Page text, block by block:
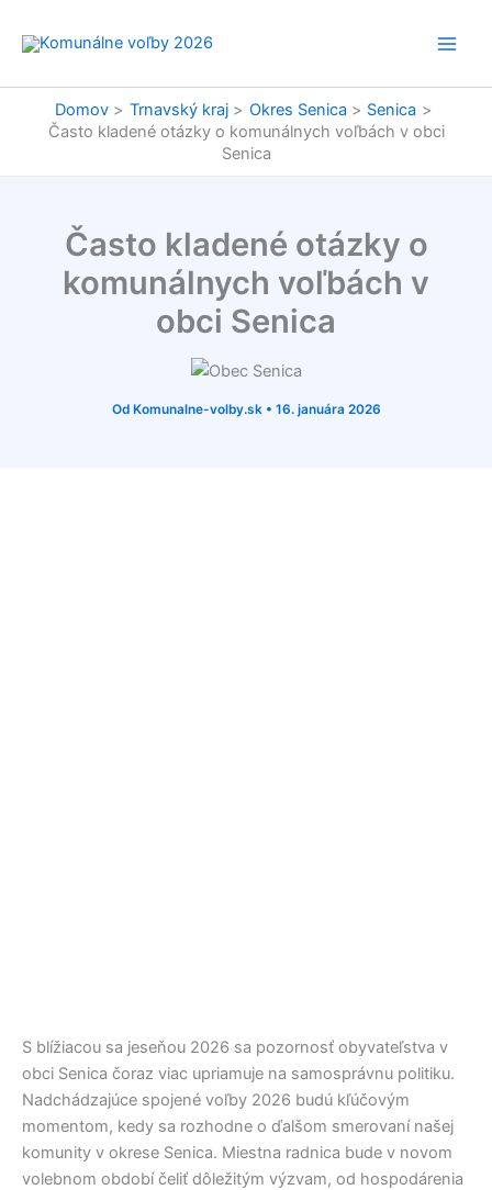
Domov Trnavský kraj Okres Senica
Senica
Často kladené otázky o komunálnych voľbách v obci
Senica
Často kladené otázky o
komunálnych voľbách v
obci Senica
Od Komunalne-volby.sk • 16. januára 2026
S blížiacou sa jeseňou 2026 sa pozornosť obyvateľstva v
obci Senica čoraz viac upriamuje na samosprávnu politiku.
Nadchádzajúce spojené voľby 2026 budú kľúčovým
momentom, kedy sa rozhodne o ďalšom smerovaní našej
komunity v okrese Senica. Miestna radnica bude v novom
volebnom období čeliť dôležitým výzvam, od hospodárenia